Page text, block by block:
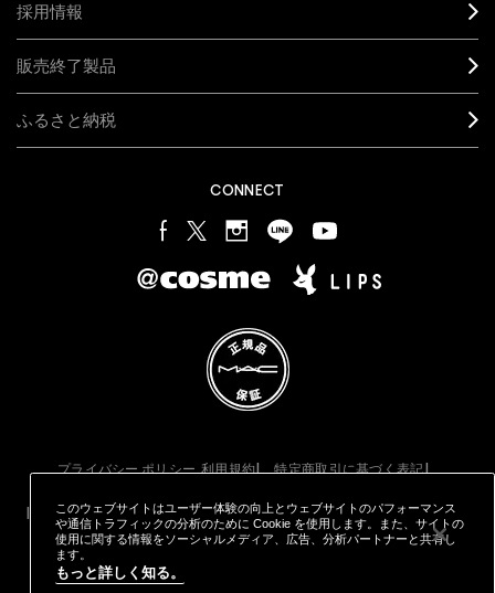
採用情報
販売終了製品
ふるさと納税
CONNECT
プライバシー ポリシー 利用規約
特定商取引に基づく表記
カウンタープライバシーポリシー
STYLE="COLOR: #9EAFFF;CURSOR: POINTER;">クッキーを管理
する
© MAKE-UP ART COSMETICS. ALL WORLDWIDE RIGHTS
このウェブサイトはユーザー体験の向上とウェブサイトのパフォーマンス
や通信トラフィックの分析のために Cookie を使用します。また、サイトの
使用に関する情報をソーシャルメディア、広告、分析パートナーと共有し
ます。
もっと詳しく知る。